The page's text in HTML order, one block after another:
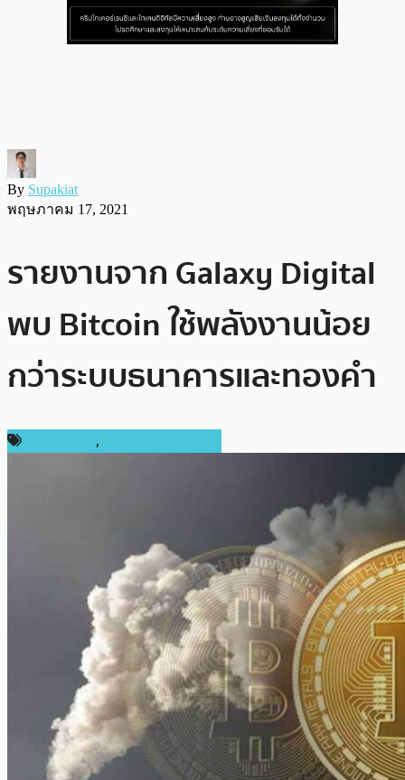
By Supakiat
พฤษภาคม 17, 2021
รายงานจาก Galaxy Digital
พบ Bitcoin ใช้พลังงานน้อย
กว่าระบบธนาคารและทองคำ
,